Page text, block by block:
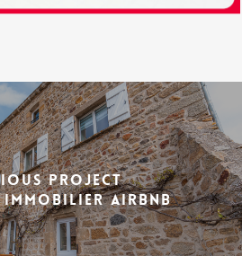
Project
AirBnb